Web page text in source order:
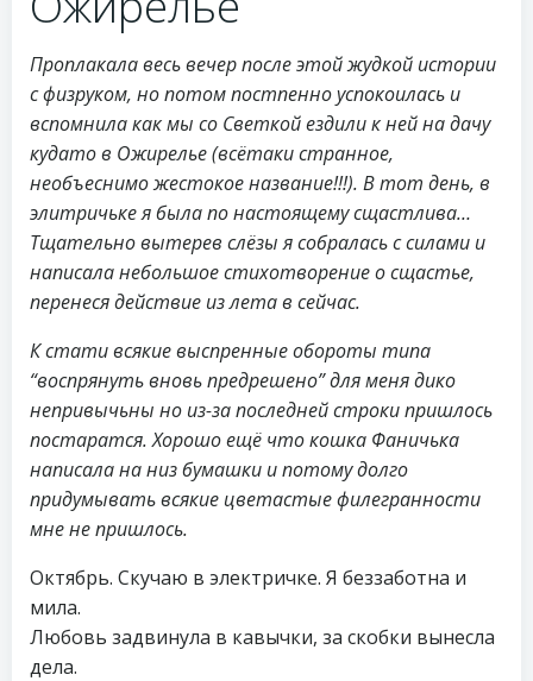
Проплакала весь вечер после этой жудкой истории
с физруком, но потом постпенно успокоилась и
вспомнила как мы со Светкой ездили к ней на дачу
кудато в Ожирелье (всётаки странное,
необъеснимо жестокое название!!!). В тот день, в
элитричьке я была по настоящему сщастлива…
Тщательно вытерев слёзы я собралась с силами и
написала небольшое стихотворение о сщастье,
перенеся действие из лета в сейчас.
К стати всякие выспренные обороты типа
“воспрянуть вновь предрешено” для меня дико
непривычьны но из-за последней строки пришлось
постаратся. Хорошо ещё что кошка Фаничька
написала на низ бумашки и потому долго
придумывать всякие цветастые филегранности
мне не пришлось.
Октябрь. Скучаю в электричке. Я беззаботна и
мила.
Любовь задвинула в кавычки, за скобки вынесла
дела.